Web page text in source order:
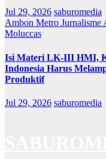
Jul 29, 2026 saburomedia
Ambon Metro Jurnalisme
Moluccas
Isi Materi LK-III HMI,
Indonesia Harus
Produktif
Jul 29, 2026 saburomedia